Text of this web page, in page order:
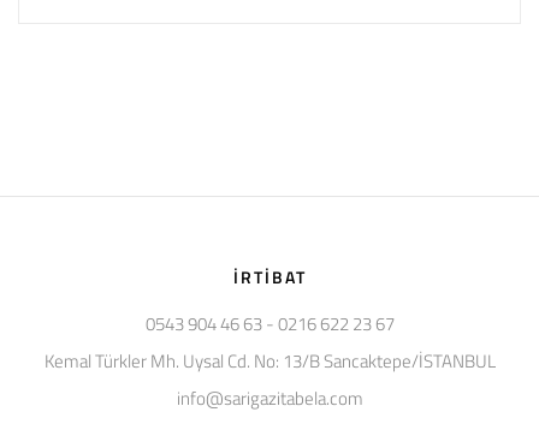
İRTIBAT
0543 904 46 63 - 0216 622 23 67
Kemal Türkler Mh. Uysal Cd. No: 13/B Sancaktepe/İSTANBUL
info@sarigazitabela.com